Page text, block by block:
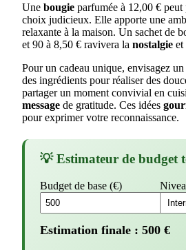
Une bougie parfumée à 12,00 € peut
choix judicieux. Elle apporte une
relaxante à la maison. Un sachet de
et 90 à 8,50 € ravivera la nostalgie et
Pour un cadeau unique, envisagez un
des ingrédients pour réaliser des
partager un moment convivial en
message de gratitude. Ces idées
pour exprimer votre reconnaissance.
💡 Estimateur de budget
Budget de base (€)
Estimation finale : 500 €